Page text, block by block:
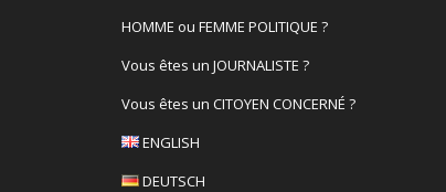
HOMME ou FEMME POLITIQUE ?
Vous êtes un JOURNALISTE ?
Vous êtes un CITOYEN CONCERNÉ ?
ENGLISH
DEUTSCH